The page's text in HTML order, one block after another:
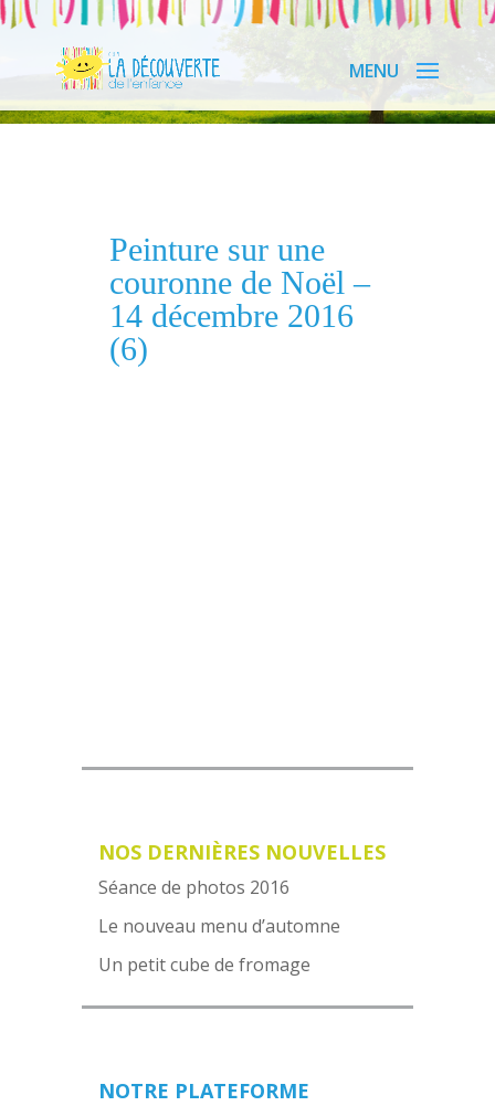
Peinture sur une
couronne de Noël –
14 décembre 2016
(6)
NOS DERNIÈRES NOUVELLES
Séance de photos 2016
Le nouveau menu d’automne
Un petit cube de fromage
NOTRE PLATEFORME